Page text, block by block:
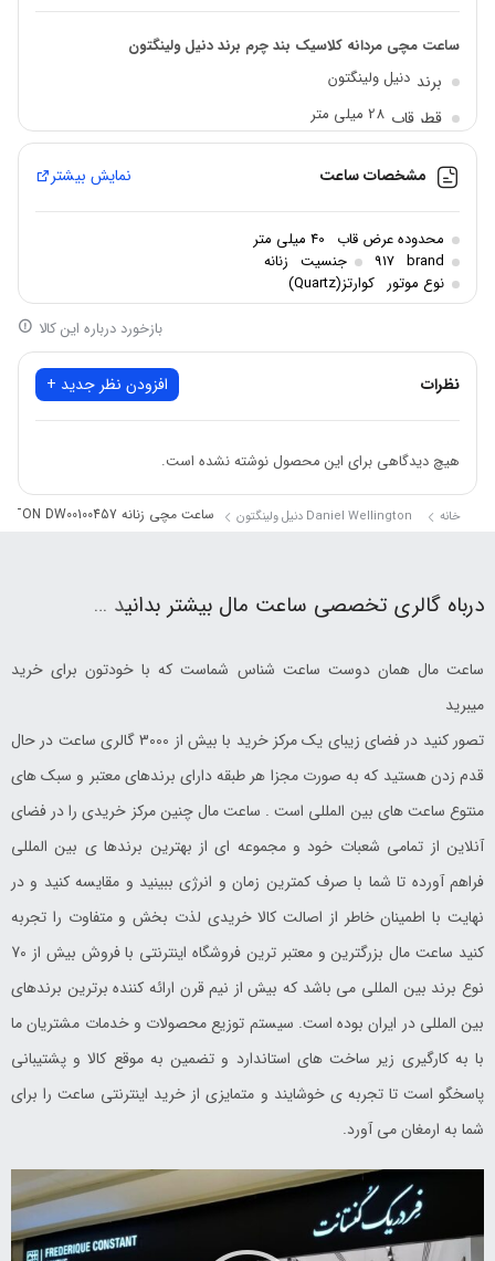
ساعت مچی مردانه کلاسیک بند چرم برند دنیل ولینگتون
برند دنیل ولینگتون
قطر قاب 28 میلی متر
زناانه
مکانیزم موتور کوارتز(Quartz)
رنگ صفحه سرمه ای
فرم صفحه گرد
گارانتی
جنس شیشه SAPPHIRE CRYSTAL
مشخصات ساعت نمایش بیشتر
محدوده عرض قاب
40 میلی متر
brand
917 جنسیت زنانه
نوع موتور کوارتز(Quartz)
بازخورد درباره این کالا
نظرات افزودن نظر جدید +
هیچ دیدگاهی برای این محصول نوشته نشده است.
خانه Daniel Wellington دنیل ولینگتون ساعت مچی زنانه DANIEL WELLINGTON DW00100457
درباه گالری تخصصی ساعت مال بیشتر بدانید …
ساعت مال همان دوست ساعت شناس شماست که با خودتون برای خرید
میبرید
تصور کنید در فضای زیبای یک مرکز خرید با بیش از 3000 گالری ساعت در حال
قدم زدن هستید که به صورت مجزا هر طبقه دارای برندهای معتبر و سبک های
منتوع ساعت های بین المللی است . ساعت مال چنین مرکز خریدی را در فضای
آنلاین از تمامی شعبات خود و مجموعه ای از بهترین برندها ی بین المللی
فراهم آورده تا شما با صرف کمترین زمان و انرژی ببینید و مقایسه کنید و در
نهایت با اطمینان خاطر از اصالت کالا خریدی لذت بخش و متفاوت را تجربه
کنید ساعت مال بزرگترین و معتبر ترین فروشگاه اینترنتی با فروش بیش از 70
نوع برند بین المللی می باشد که بیش از نیم قرن ارائه کننده برترین برندهای
بین المللی در ایران بوده است. سیستم توزیع محصولات و خدمات مشتریان ما
با به کارگیری زیر ساخت های استاندارد و تضمین به موقع کالا و پشتیبانی
پاسخگو است تا تجربه ی خوشایند و متمایزی از خرید اینترنتی ساعت را برای
شما به ارمغان می آورد.